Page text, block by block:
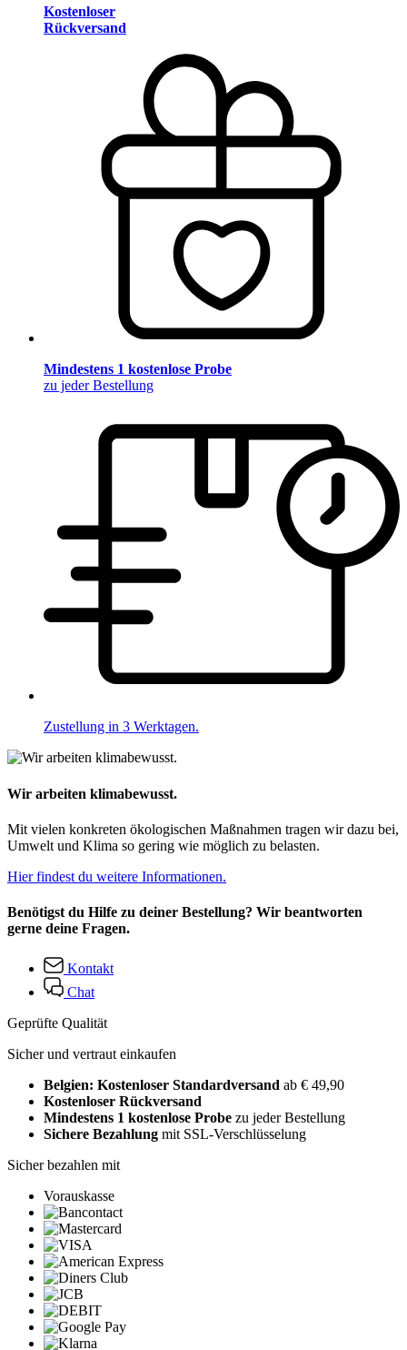
Kostenloser
Rückversand
Mindestens 1 kostenlose Probe
zu jeder Bestellung
Zustellung in 3 Werktagen.
Wir arbeiten klimabewusst.
Mit vielen konkreten ökologischen Maßnahmen tragen wir dazu bei,
Umwelt und Klima so gering wie möglich zu belasten.
Hier findest du weitere Informationen.
Benötigst du Hilfe zu deiner Bestellung? Wir beantworten
gerne deine Fragen.
Kontakt
Chat
Geprüfte Qualität
Sicher und vertraut einkaufen
Belgien: Kostenloser Standardversand ab € 49,90
Kostenloser Rückversand
Mindestens 1 kostenlose Probe zu jeder Bestellung
Sichere Bezahlung mit SSL-Verschlüsselung
Sicher bezahlen mit
Vorauskasse